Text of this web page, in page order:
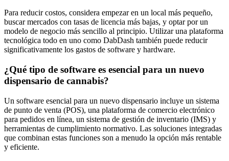
Para reducir costos, considera empezar en un local más pequeño,
buscar mercados con tasas de licencia más bajas, y optar por un
modelo de negocio más sencillo al principio. Utilizar una plataforma
tecnológica todo en uno como DabDash también puede reducir
significativamente los gastos de software y hardware.
¿Qué tipo de software es esencial para un nuevo
dispensario de cannabis?
Un software esencial para un nuevo dispensario incluye un sistema
de punto de venta (POS), una plataforma de comercio electrónico
para pedidos en línea, un sistema de gestión de inventario (IMS) y
herramientas de cumplimiento normativo. Las soluciones integradas
que combinan estas funciones son a menudo la opción más rentable
y eficiente.